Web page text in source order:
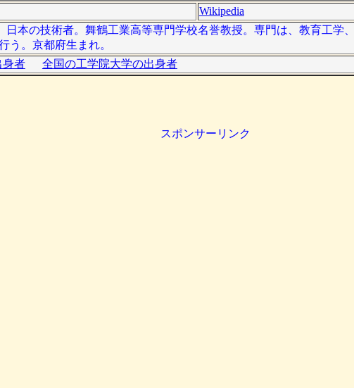
Wikipedia
日本の技術者。舞鶴工業高等専門学校名誉教授。専門は、教育工学
う。京都府生まれ。
身者 全国の工学院大学の出身者
スポンサーリンク